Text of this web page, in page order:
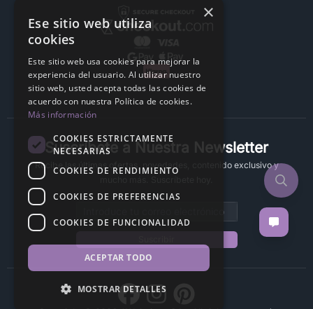
Suscríbete a Nuestra Newsletter
Recibe las últimas ofertas, novedades, contenido exclusivo y
×
Ese sitio web utiliza
cookies
Este sitio web usa cookies para mejorar la
experiencia del usuario. Al utilizar nuestro
sitio web, usted acepta todas las cookies de
acuerdo con nuestra Política de cookies.
Más información
COOKIES ESTRICTAMENTE
NECESARIAS
COOKIES DE RENDIMIENTO
COOKIES DE PREFERENCIAS
COOKIES DE FUNCIONALIDAD
ACEPTAR TODO
MOSTRAR DETALLES